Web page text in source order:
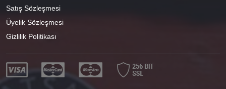
Satış Sözleşmesi
Üyelik Sözleşmesi
Gizlilik Politikası